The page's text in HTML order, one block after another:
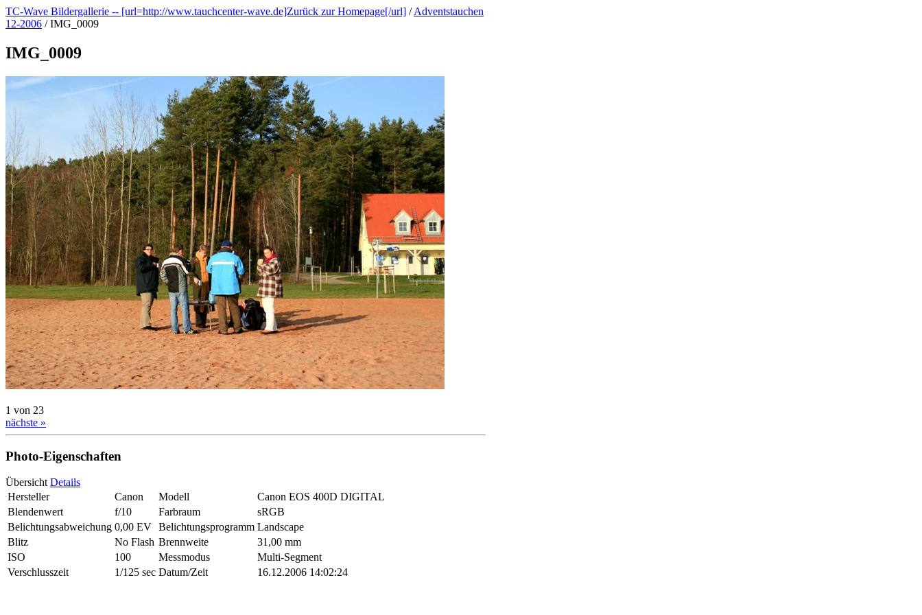
TC-Wave Bildergallerie -- [url=http://www.tauchcenter-wave.de]Zurück zur Homepage[/url] /Adventstauchen
12-2006 /IMG_0009
IMG_0009
1 von 23
nächste »
Photo-Eigenschaften
Übersicht Details
Hersteller
Canon Modell
Canon EOS 400D DIGITAL
Blendenwert
f/10 Farbraum
sRGB
Belichtungsabweichung 0,00 EV Belichtungsprogramm Landscape
Blitz
No Flash Brennweite
31,00 mm
ISO
100 Messmodus
Multi-Segment
Verschlusszeit
1/125 sec Datum/Zeit 16.12.2006 14:02:24